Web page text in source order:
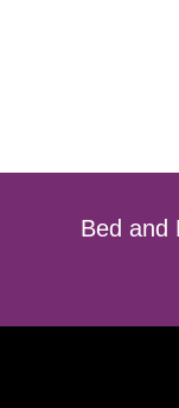
Bed and